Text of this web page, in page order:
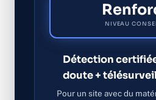
NIVEAU
Détection
doute +
Pour un site avec du